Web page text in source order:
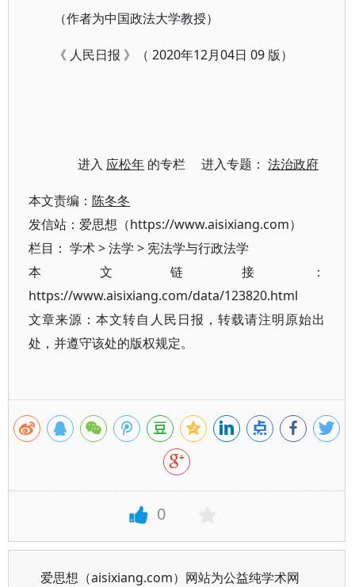
（作者为中国政法大学教授）
《 人民日报 》（ 2020年12月04日 09 版）
进入 应松年 的专栏 进入专题：法治政府
本文责编： 陈冬冬
发信站：爱思想（https://www.aisixiang.com）
栏目： 学术>法学 > 宪法学与行政法学
本文链接：
https://www.aisixiang.com/data/123820.html
文章来源：本文转自人民日报，转载请注明原始出
处，并遵守该处的版权规定。
0
爱思想（aisixiang.com）网站为公益纯学术网